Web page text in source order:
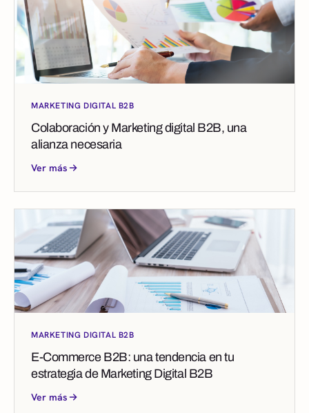
MARKETING DIGITAL B2B
Colaboración y Marketing digital B2B, una
alianza necesaria
Ver más
MARKETING DIGITAL B2B
E-Commerce B2B: una tendencia en tu
estrategia de Marketing Digital B2B
Ver más